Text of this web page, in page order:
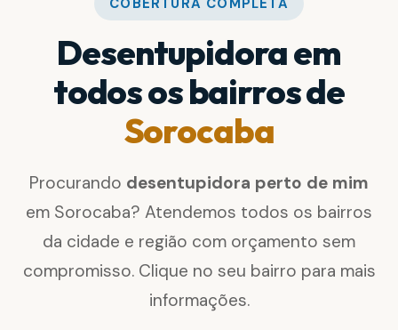
COBERTURA COMPLETA
Desentupidora em
todos os bairros de
Sorocaba
Procurando desentupidora perto de mim
em Sorocaba? Atendemos todos os bairros
da cidade e região com orçamento sem
compromisso. Clique no seu bairro para mais
informações.